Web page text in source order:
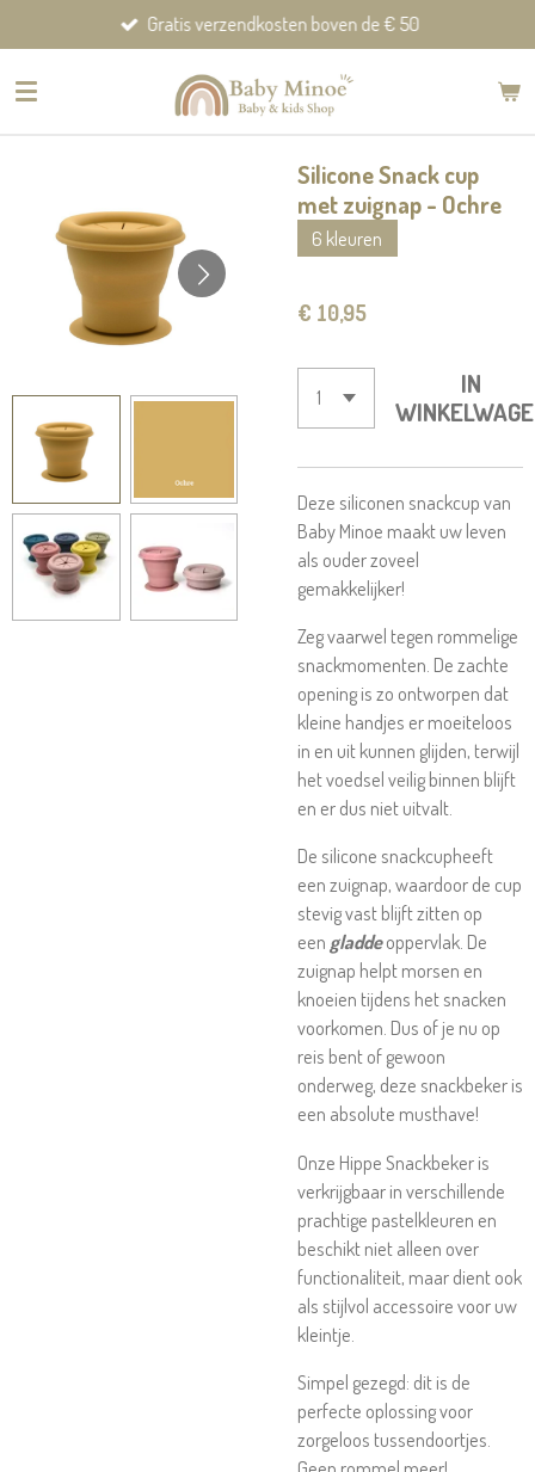
direct
naar
Gratis verzendkosten boven de € 50
Silicone Snack cup
met zuignap - Ochre
6 kleuren
€ 10,95
IN
Deze siliconen snackcup van
Baby Minoe maakt uw leven
als ouder zoveel
gemakkelijker!
Zeg vaarwel tegen rommelige
snackmomenten. De zachte
opening is zo ontworpen dat
kleine handjes er moeiteloos
in en uit kunnen glijden, terwijl
het voedsel veilig binnen blijft
en er dus niet uitvalt.
De silicone snackcupheeft
een zuignap, waardoor de cup
stevig vast blijft zitten op
een gladdeoppervlak. De
zuignap helpt morsen en
knoeien tijdens het snacken
voorkomen. Dus of je nu op
reis bent of gewoon
onderweg, deze snackbeker is
een absolute musthave!
Onze Hippe Snackbeker is
verkrijgbaar in verschillende
prachtige pastelkleuren en
beschikt niet alleen over
functionaliteit, maar dient ook
als stijlvol accessoire voor uw
kleintje.
Simpel gezegd: dit is de
perfecte oplossing voor
zorgeloos tussendoortjes.